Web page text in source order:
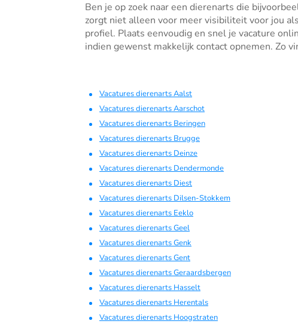
Ben je op zoek naar een dierenarts die
zorgt niet alleen voor meer visibiliteit voor jou
profiel. Plaats eenvoudig en snel je vacature
indien gewenst makkelijk contact opnemen. Zo
Vacatures dierenarts Aalst
Vacatures dierenarts Aarschot
Vacatures dierenarts Beringen
Vacatures dierenarts Brugge
Vacatures dierenarts Deinze
Vacatures dierenarts Dendermonde
Vacatures dierenarts Diest
Vacatures dierenarts Dilsen-Stokkem
Vacatures dierenarts Eeklo
Vacatures dierenarts Geel
Vacatures dierenarts Genk
Vacatures dierenarts Gent
Vacatures dierenarts Geraardsbergen
Vacatures dierenarts Hasselt
Vacatures dierenarts Herentals
Vacatures dierenarts Hoogstraten